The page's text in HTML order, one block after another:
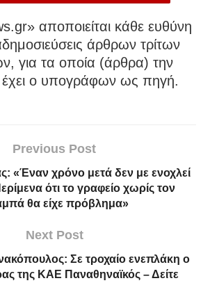
αποποιείται κάθε ευθύνη
άρθρων τρίτων
για τα οποία (άρθρα) την
έχει ο υπογράφων ως πηγή.
Previous Post
«Έναν χρόνο μετά δεν με ενοχλεί
ότι το γραφείο χωρίς τον
θα είχε πρόβλημα»
Next Post
Σε τροχαίο ενεπλάκη ο
της ΚΑΕ Παναθηναϊκός – Δείτε